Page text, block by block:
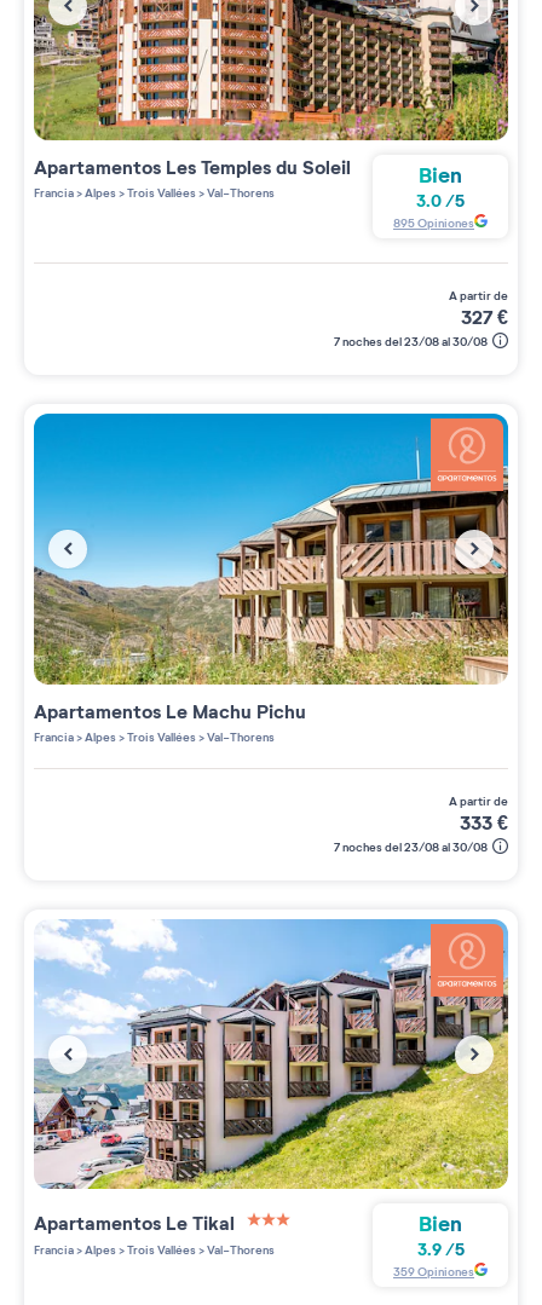
Apartamentos Les Temples du Soleil
Francia>Alpes>Trois Vallées>Val-Thorens
Bien
3.0/5
895Opiniones
a partir de
327€
7 noches del 23/08 al 30/08
Apartamentos Le Machu Pichu
Francia>Alpes>Trois Vallées>Val-Thorens
a partir de
333€
7 noches del 23/08 al 30/08
Apartamentos Le Tikal
3 étoiles sur 5
Francia>Alpes>Trois Vallées>Val-Thorens
Bien
3.9/5
359Opiniones